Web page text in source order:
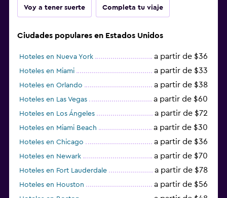
Voy a tener suerte Completa tu viaje
Ciudades populares en Estados Unidos
Hoteles en Nueva York a partir de $36
Hoteles en Miami a partir de $33
Hoteles en Orlando a partir de $38
Hoteles en Las Vegas a partir de $60
Hoteles en Los Ángeles a partir de $72
Hoteles en Miami Beach a partir de $30
Hoteles en Chicago a partir de $36
Hoteles en Newark a partir de $70
Hoteles en Fort Lauderdale a partir de $78
Hoteles en Houston a partir de $56